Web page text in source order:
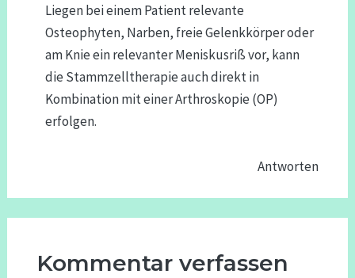
Liegen bei einem Patient relevante
Osteophyten, Narben, freie Gelenkkörper oder
am Knie ein relevanter Meniskusriß vor, kann
die Stammzelltherapie auch direkt in
Kombination mit einer Arthroskopie (OP)
erfolgen.
Antworten
Kommentar verfassen